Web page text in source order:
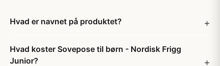
Hvad er navnet på produktet?
Hvad koster Sovepose til børn - Nordisk Frigg
Junior?